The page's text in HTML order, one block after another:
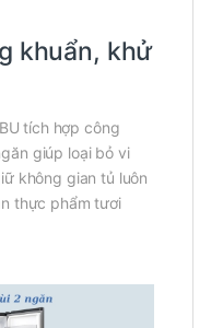
khuẩn, khử
tích hợp công
giúp loại bỏ vi
không gian tủ luôn
thực phẩm tươi